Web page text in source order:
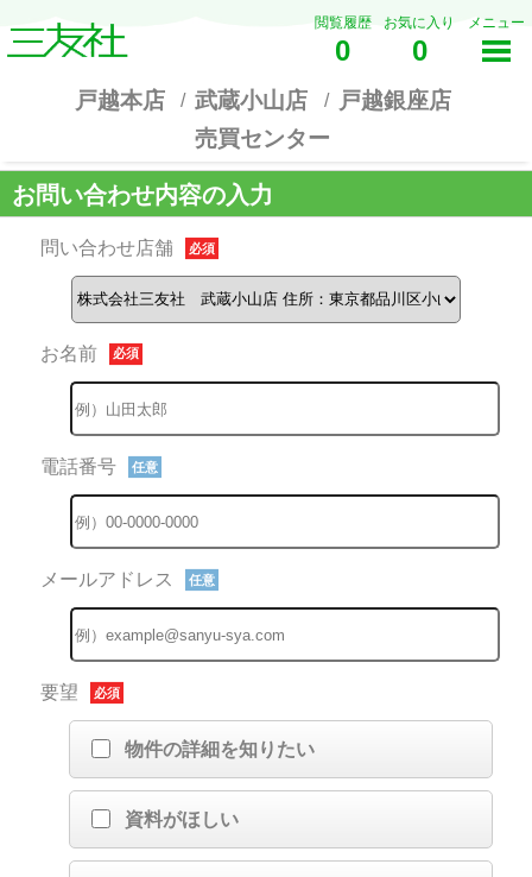
閲覧履歴
0
お気に入り
0
メニュー
戸越本店 武蔵小山店
戸越銀座店
売買センター
お問い合わせ内容の入力
問い合わせ店舗 必須
お名前 必須
電話番号 任意
メールアドレス 任意
要望 必須
物件の詳細を知りたい
資料がほしい